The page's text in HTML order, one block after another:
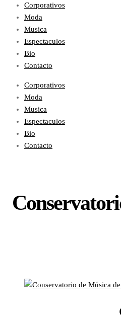
Corporativos
Moda
Musica
Espectaculos
Bio
Contacto
Corporativos
Moda
Musica
Espectaculos
Bio
Contacto